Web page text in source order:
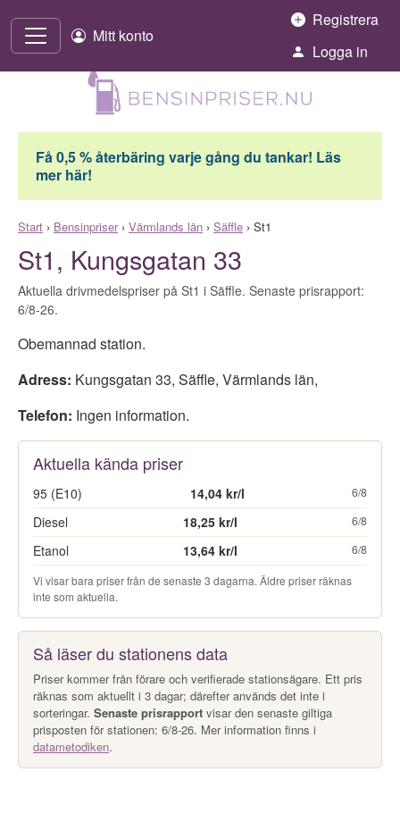
Mitt konto
Registrera
Logga in
Få 0,5 % återbäring varje gång du tankar! Läs
mer här!
Start › Bensinpriser› Värmlands län › Säffle › St1
St1, Kungsgatan 33
Aktuella drivmedelspriser på St1 i Säffle. Senaste prisrapport:
6/8-26.
Obemannad station.
Adress: Kungsgatan 33, Säffle, Värmlands län,
Telefon: Ingen information.
Aktuella kända priser
95 (E10) 14,04 kr/l 6/8
Diesel 18,25 kr/l 6/8
Etanol 13,64 kr/l 6/8
Vi visar bara priser från de senaste 3 dagarna. Äldre priser räknas
inte som aktuella.
Så läser du stationens data
Priser kommer från förare och verifierade stationsägare. Ett pris
räknas som aktuellt i 3 dagar; därefter används det inte i
sorteringar. Senaste prisrapport visar den senaste giltiga
prisposten för stationen: 6/8-26. Mer information finns i
datametodiken.